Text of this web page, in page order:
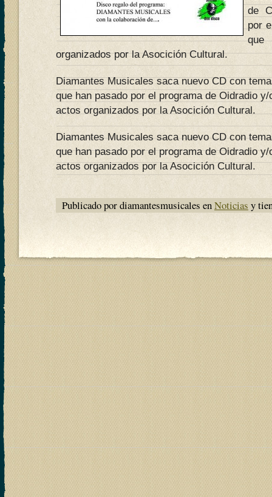
de
por
que
organizados por la Asocición Cultural.
Diamantes Musicales saca nuevo CD con
que han pasado por el programa de Oidradio
actos organizados por la Asocición Cultural.
Diamantes Musicales saca nuevo CD con
que han pasado por el programa de Oidradio
actos organizados por la Asocición Cultural.
Publicado por diamantesmusicales enNoticias y